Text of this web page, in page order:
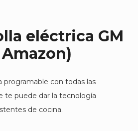
eléctrica GM
programable con todas las
te puede dar la tecnología
de cocina.